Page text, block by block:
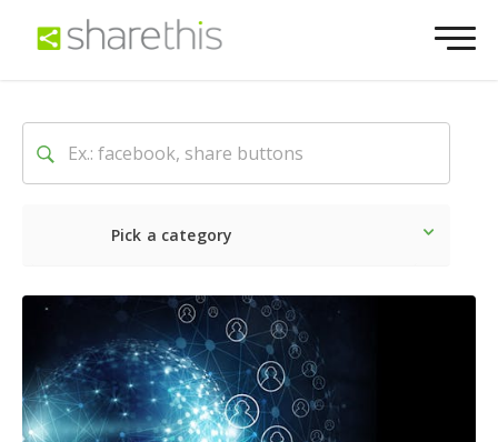
Pick a category
Dernière Sociale